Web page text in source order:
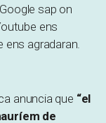
sap on
ens
ens agradaran.
anuncia que “el
de